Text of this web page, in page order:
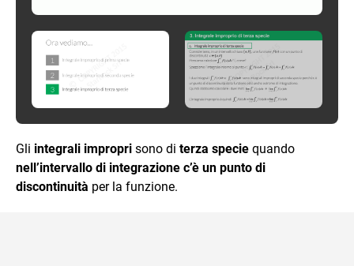
Gli integrali impropri sono di terza specie quando
nell’intervallo di integrazione c’è un punto di
discontinuità per la funzione.